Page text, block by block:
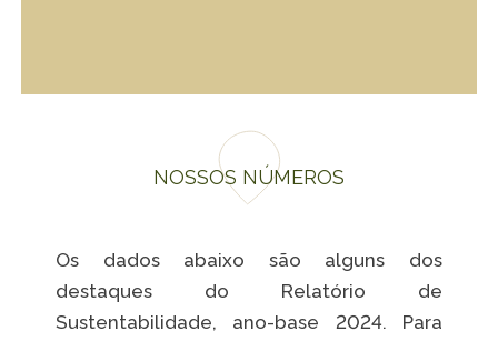
NOSSOS NÚMEROS
Os dados abaixo são alguns dos
destaques do Relatório de
Sustentabilidade, ano-base 2024. Para